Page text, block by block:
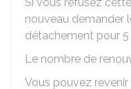
nouveau demander
détachement pour
Le nombre de
Vous pouvez